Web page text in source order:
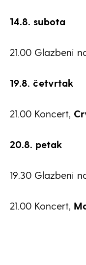
14.8. subota
21.00 Glazbeni
19.8. četvrtak
21.00 Koncert,
20.8. petak
19.30 Glazbeni
21.00 Koncert,